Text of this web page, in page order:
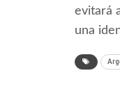
evitará
una